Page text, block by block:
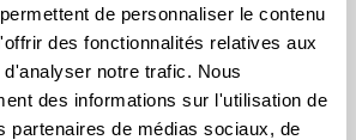
de personnaliser le contenu
des fonctionnalités relatives aux
notre trafic. Nous
des informations sur l'utilisation de
partenaires de médias sociaux, de
pour reconnaître et identifier les
de risque des RPS. Des
accompagnent chaque facteur
l’impact et la portée